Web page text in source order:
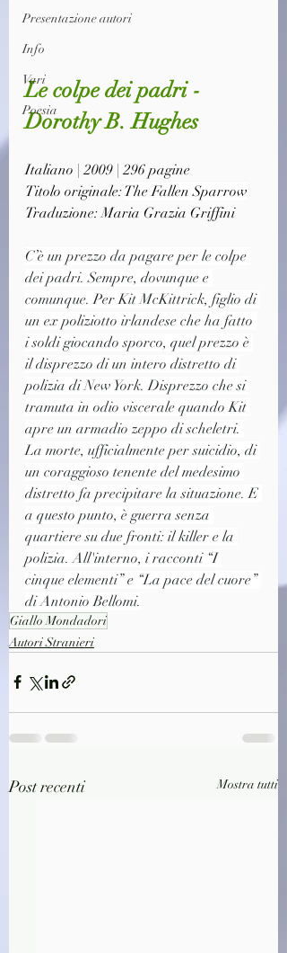
Presentazione autori
Info
Vari
Poesia
Le colpe dei padri -
Dorothy B. Hughes
Italiano | 2009 | 296 pagine
Titolo originale: The Fallen Sparrow
Traduzione: Maria Grazia Griffini
C’è un prezzo da pagare per le colpe
dei padri. Sempre, dovunque e
comunque. Per Kit McKittrick, figlio di
un ex poliziotto irlandese che ha fatto
i soldi giocando sporco, quel prezzo è
il disprezzo di un intero distretto di
polizia di New York. Disprezzo che si
tramuta in odio viscerale quando Kit
apre un armadio zeppo di scheletri.
La morte, ufficialmente per suicidio, di
un coraggioso tenente del medesimo
distretto fa precipitare la situazione. E
a questo punto, è guerra senza
quartiere su due fronti: il killer e la
polizia. All'interno, i racconti “I
cinque elementi” e “La pace del cuore”
di Antonio Bellomi.
Giallo Mondadori
Autori Stranieri
Post recenti Mostra tutti